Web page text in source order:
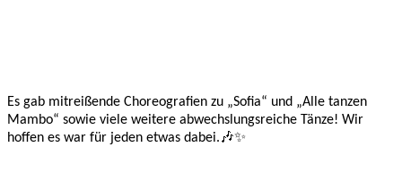
Es gab mitreißende Choreografien zu „Sofia“ und „Alle tanzen
Mambo“ sowie viele weitere abwechslungsreiche Tänze! Wir
hoffen es war für jeden etwas dabei.🎶✨